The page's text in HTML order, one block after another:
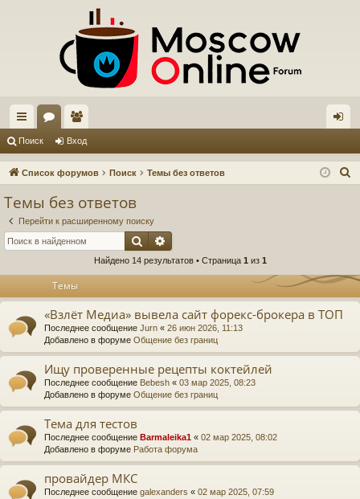
с
ы ум
ол
ьз
ел
д
Поиск Вход
Список форумов Поиск Темы без ответов
Темы без ответов
Перейти к расширенному поиску
Поиск
Найдено 14 результатов • Страница 1 из 1
Темы
«Взлёт Медиа» вывела сайт форекс-брокера в ТОП
Последнее сообщение Jurn « 26 июн 2026, 11:13
Добавлено в форуме Общение без границ
Ищу проверенные рецепты коктейлей
Последнее сообщение Bebesh « 03 мар 2025, 08:23
Добавлено в форуме Общение без границ
Тема для тестов
Последнее сообщение Barmaleika1 « 02 мар 2025, 08:02
Добавлено в форуме Работа форума
провайдер МКС
Последнее сообщение galexanders « 02 мар 2025, 07:59